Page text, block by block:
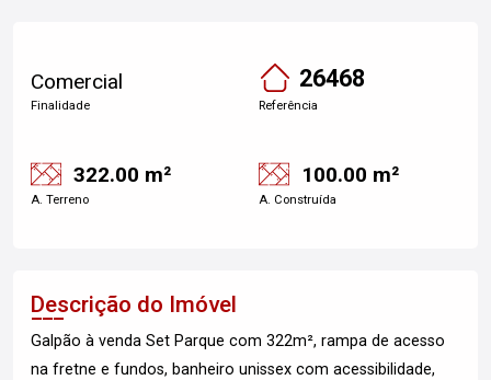
Comercial
Finalidade
26468
Referência
322.00 m²
A. Terreno
100.00 m²
A. Construída
Descrição do Imóvel
Galpão à venda Set Parque com 322m², rampa de acesso
na fretne e fundos, banheiro unissex com acessibilidade,